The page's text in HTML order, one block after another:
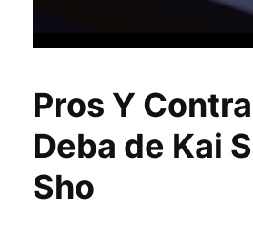
Pros Y
Deba de Kai
Sho